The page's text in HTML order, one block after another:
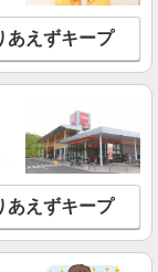
あえずキープ
田市・館林市・藤
あえずキープ